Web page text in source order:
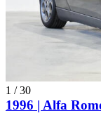
1 /30
1996 | Alfa